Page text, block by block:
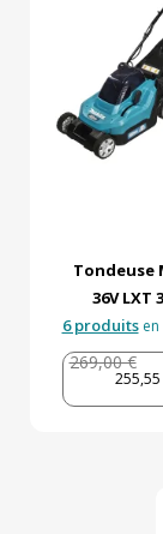
Tondeuse
36V LXT
6 produitsen
269,00 €
255,55